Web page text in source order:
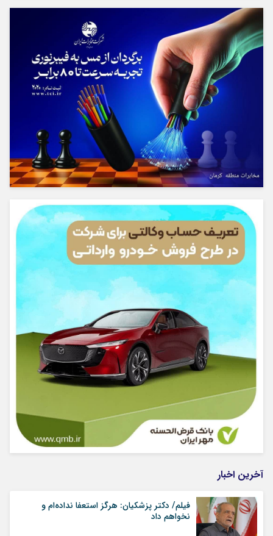
آخرین اخبار
فیلم/ دکتر پزشکیان: هرگز استعفا نداده‌ام و
نخواهم داد